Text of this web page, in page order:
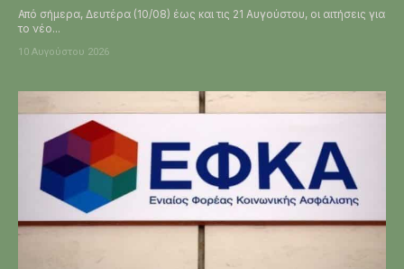
Από σήμερα, Δευτέρα (10/08) έως και τις 21 Αυγούστου, οι αιτήσεις για
το νέο...
10 Αυγούστου 2026